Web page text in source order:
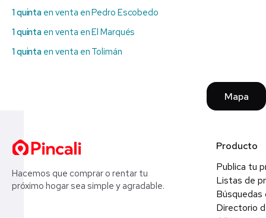
1 quinta en venta en Pedro Escobedo
1 quinta en venta en El Marqués
1 quinta en venta en Tolimán
Mapa
Hacemos que comprar o rentar tu
próximo hogar sea simple y agradable.
Producto
Publica tu
Listas de
Búsquedas
Directorio